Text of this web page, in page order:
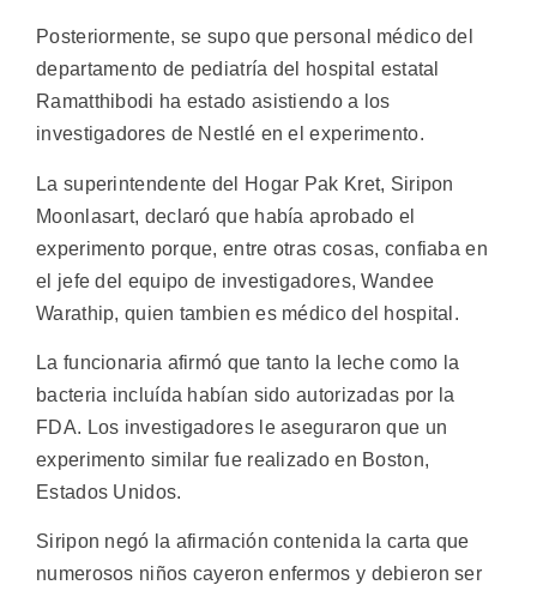
Posteriormente, se supo que personal médico del
departamento de pediatría del hospital estatal
Ramatthibodi ha estado asistiendo a los
investigadores de Nestlé en el experimento.
La superintendente del Hogar Pak Kret, Siripon
Moonlasart, declaró que había aprobado el
experimento porque, entre otras cosas, confiaba en
el jefe del equipo de investigadores, Wandee
Warathip, quien tambien es médico del hospital.
La funcionaria afirmó que tanto la leche como la
bacteria incluída habían sido autorizadas por la
FDA. Los investigadores le aseguraron que un
experimento similar fue realizado en Boston,
Estados Unidos.
Siripon negó la afirmación contenida la carta que
numerosos niños cayeron enfermos y debieron ser